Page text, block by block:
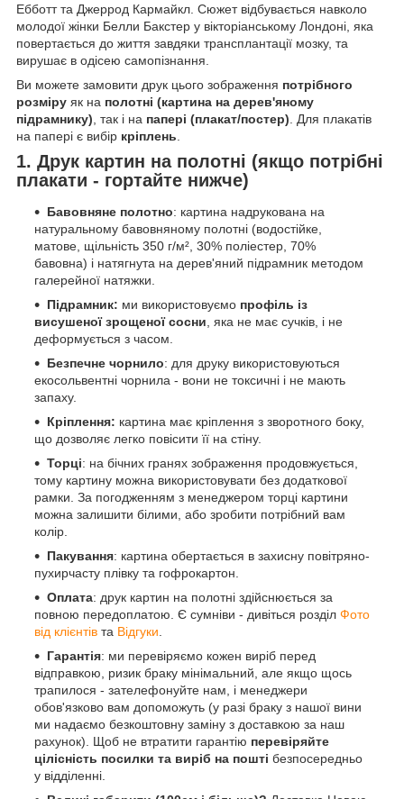
Ебботт та Джеррод Кармайкл. Сюжет відбувається навколо
молодої жінки Белли Бакстер у вікторіанському Лондоні, яка
повертається до життя завдяки трансплантації мозку, та
вирушає в одісею самопізнання.
Ви можете замовити друк цього зображення потрібного
розміру як на полотні (картина на дерев'яному
підрамнику) , так і на папері (плакат/постер) . Для плакатів
на папері є вибір кріплень
1. Друк картин на полотні (якщо потрібні
плакати - гортайте нижче)
Бавовняне полотно: картина надрукована на
натуральному бавовняному полотні (водостійке,
матове, щільність 350 г/м², 30% поліестер, 70%
бавовна) і натягнута на дерев'яний підрамник методом
галерейної натяжки.
Підрамник: ми використовуємо профіль із
висушеної зрощеної сосни, яка не має сучків, і не
деформується з часом.
Безпечне чорнило: для друку використовуються
екосольвентні чорнила - вони не токсичні і не мають
запаху.
Кріплення: картина має кріплення з зворотного боку,
що дозволяє легко повісити її на стіну.
Торці: на бічних гранях зображення продовжується,
тому картину можна використовувати без додаткової
рамки. За погодженням з менеджером торці картини
можна залишити білими, або зробити потрібний вам
колір.
Пакування: картина обертається в захисну повітряно-
пухирчасту плівку та гофрокартон.
Оплата: друк картин на полотні здійснюється за
повною передоплатою. Є сумніви - дивіться розділ Фото
від клієнтів та Відгуки.
Гарантія: ми перевіряємо кожен виріб перед
відправкою, ризик браку мінімальний, але якщо щось
трапилося - зателефонуйте нам, і менеджери
обов'язково вам допоможуть (у разі браку з нашої вини
ми надаємо безкоштовну заміну з доставкою за наш
рахунок). Щоб не втратити гарантію перевіряйте
цілісність посилки та виріб на пошті безпосередньо
у відділенні.